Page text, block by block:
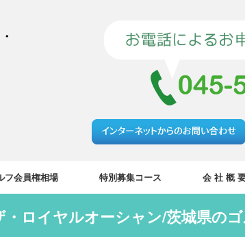
フ会員権相場 特別募集コース 会 社 概
・ロイヤルオーシャン/茨城県の